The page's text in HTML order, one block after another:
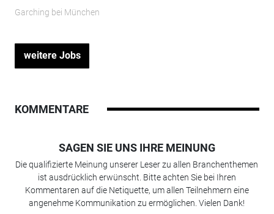
Garching bei München
weitere Jobs
KOMMENTARE
SAGEN SIE UNS IHRE MEINUNG
Die qualifizierte Meinung unserer Leser zu allen Branchenthemen
ist ausdrücklich erwünscht. Bitte achten Sie bei Ihren
Kommentaren auf die Netiquette, um allen Teilnehmern eine
angenehme Kommunikation zu ermöglichen. Vielen Dank!